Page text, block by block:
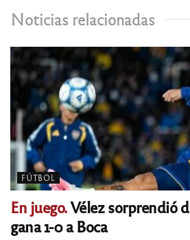
Noticias relacionadas
FÚTBOL
En juego.Vélez sorprendió
gana 1-0 a Boca